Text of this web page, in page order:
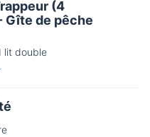
(4
Gîte de pêche
lit double